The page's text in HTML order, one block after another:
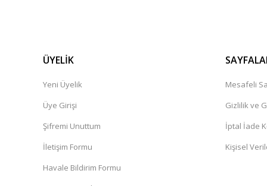
ÜYELİK
Yeni Üyelik
Üye Girişi
Şifremi Unuttum
İletişim Formu
Havale Bildirim Formu
Mesafeli
Gizlilik ve
İptal İade
Kişisel